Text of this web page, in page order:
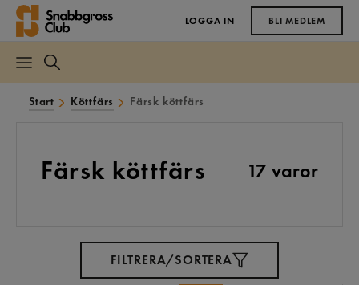
LOGGA IN BLI MEDLEM
Start Köttfärs Färsk köttfärs
Färsk köttfärs 17 varor
FILTRERA/SORTERA